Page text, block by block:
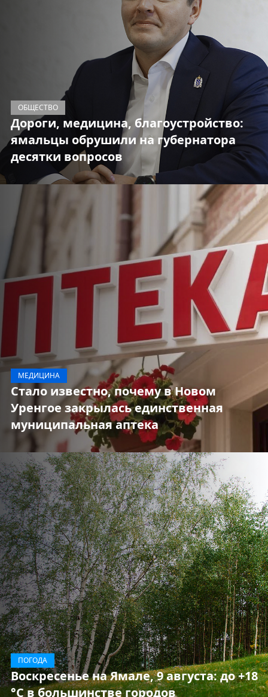
ОБЩЕСТВО
Дороги, медицина, благоустройство:
ямальцы обрушили на губернатора
десятки вопросов
МЕДИЦИНА
Стало известно, почему в Новом
Уренгое закрылась единственная
муниципальная аптека
ПОГОДА
Воскресенье на Ямале, 9 августа: до +18
°C в большинстве городов